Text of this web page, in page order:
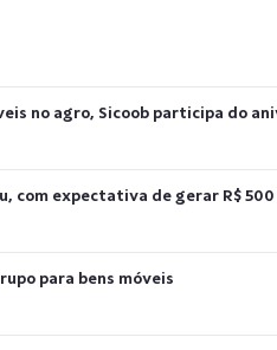
no agro, Sicoob participa do
com expectativa de gerar R$
para bens móveis